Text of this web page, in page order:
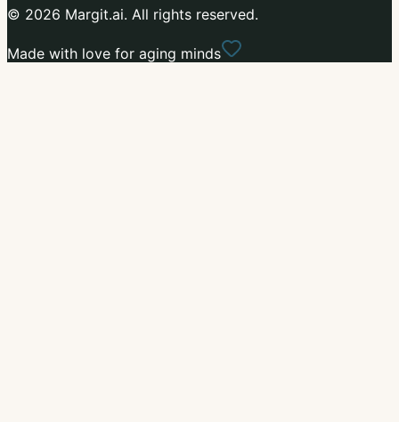
© 2026 Margit.ai. All rights reserved.
Made with love for aging minds